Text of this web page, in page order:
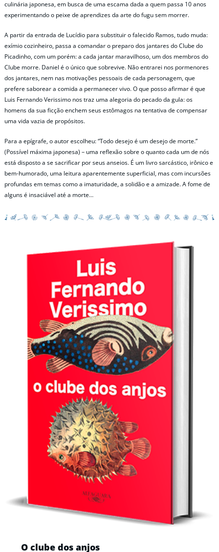
culinária japonesa, em busca de uma escama dada a quem passa 10 anos
experimentando o peixe de aprendizes da arte do fugu sem morrer.
A partir da entrada de Lucídio para substituir o falecido Ramos, tudo muda:
exímio cozinheiro, passa a comandar o preparo dos jantares do Clube do
Picadinho, com um porém: a cada jantar maravilhoso, um dos membros do
Clube morre. Daniel é o único que sobrevive. Não entrarei nos pormenores
dos jantares, nem nas motivações pessoais de cada personagem, que
prefere saborear a comida a permanecer vivo. O que posso afirmar é que
Luis Fernando Verissimo nos traz uma alegoria do pecado da gula: os
homens da sua ficção enchem seus estômagos na tentativa de compensar
uma vida vazia de propósitos.
Para a epígrafe, o autor escolheu: “Todo desejo é um desejo de morte.”
(Possível máxima japonesa) – uma reflexão sobre o quanto cada um de nós
está disposto a se sacrificar por seus anseios. É um livro sarcástico, irônico e
bem-humorado, uma leitura aparentemente superficial, mas com incursões
profundas em temas como a imaturidade, a solidão e a amizade. A fome de
alguns é insaciável até a morte…
O clube dos anjos